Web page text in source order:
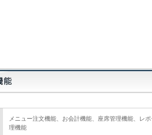
メニュー注文機能、お会計機能、座席管理機能、レ
理機能